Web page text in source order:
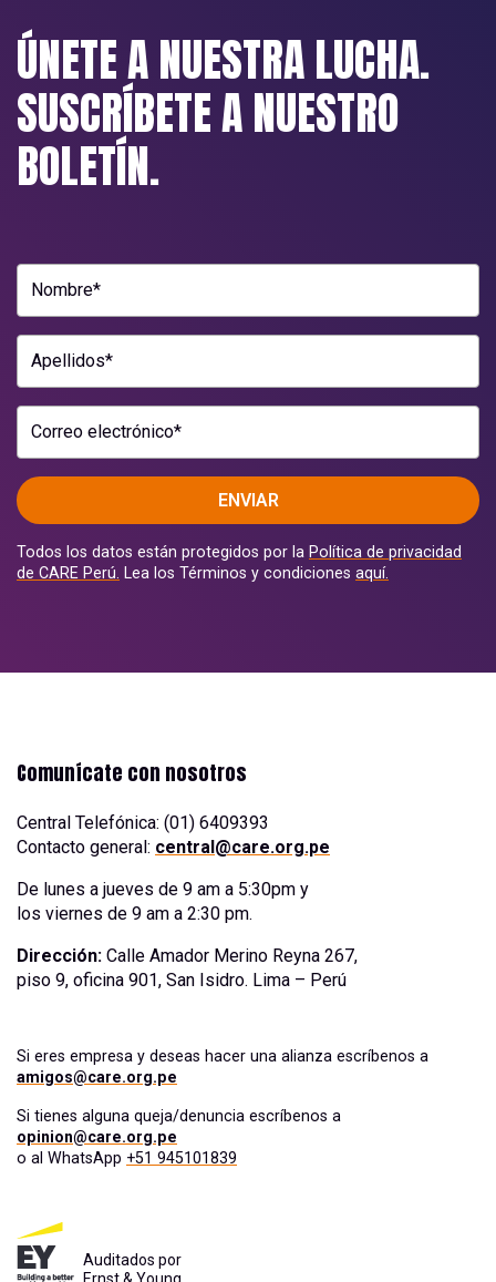
ÚNETE A NUESTRA LUCHA.
SUSCRÍBETE A NUESTRO
BOLETÍN.
Nombre*
Apellidos*
Correo electrónico*
ENVIAR
Todos los datos están protegidos por la Política de privacidad
de CARE Perú.
Lea los Términos y condiciones aquí.
Comunícate con nosotros
Central Telefónica: (01) 6409393
Contacto general: central@care.org.pe
De lunes a jueves de 9 am a 5:30pm y
los viernes de 9 am a 2:30 pm.
Dirección: Calle Amador Merino Reyna 267,
piso 9, oficina 901, San Isidro. Lima – Perú
Si eres empresa y deseas hacer una alianza escríbenos a
amigos@care.org.pe
Si tienes alguna queja/denuncia escríbenos a
opinion@care.org.pe
o al WhatsApp +51 945101839
Auditados por